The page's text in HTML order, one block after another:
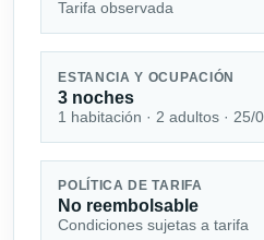
Tarifa observada
ESTANCIA Y OCUPACIÓN
3 noches
1 habitación · 2 adultos ·
POLÍTICA DE TARIFA
No reembolsable
Condiciones sujetas a tarifa